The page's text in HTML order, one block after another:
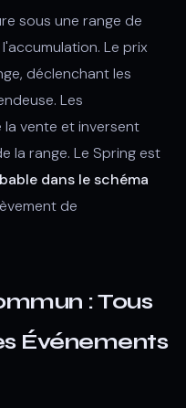
sous une range de
Le prix
déclenchant les
Les
vente et inversent
la range. Le Spring est
dans le schéma
de
: Tous
Événements